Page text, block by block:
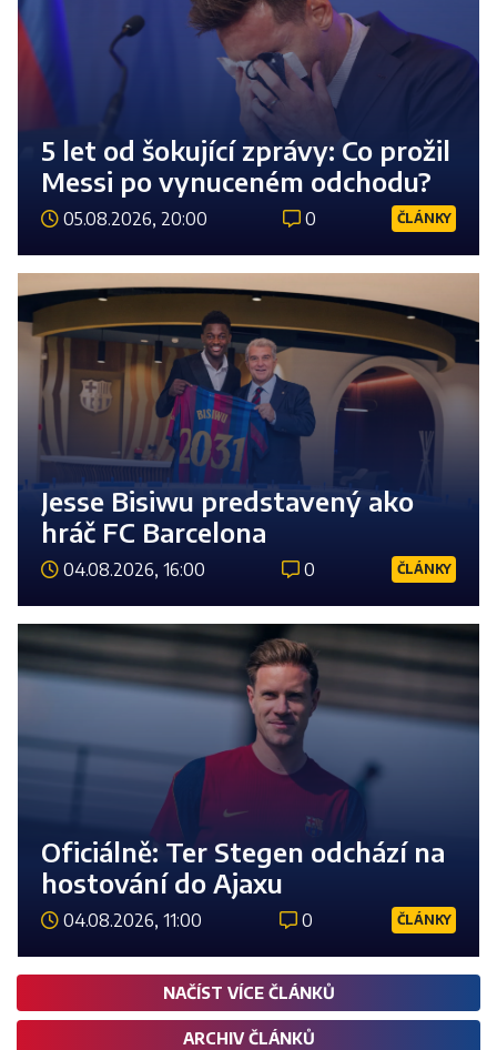
5 let od šokující zprávy: Co prožil
Messi po vynuceném odchodu?
05.08.2026, 20:00 0 ČLÁNKY
Jesse Bisiwu predstavený ako
hráč FC Barcelona
04.08.2026, 16:00 0 ČLÁNKY
Oficiálně: Ter Stegen odchází na
hostování do Ajaxu
04.08.2026, 11:00 0 ČLÁNKY
NAČÍST VÍCE ČLÁNKŮ
ARCHIV ČLÁNKŮ